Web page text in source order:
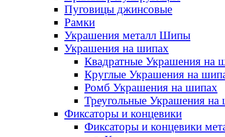
Пуговицы джинсовые
Рамки
Украшения металл Шипы
Украшения на шипах
Квадратные Украшения на
Круглые Украшения на
Ромб Украшения на шипах
Треугольные Украшения на
Фиксаторы и концевики
Фиксаторы и концевики